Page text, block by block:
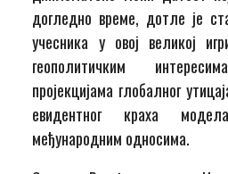
догледно време, дотле је
учесника у овој великој
геополитичким
пројекцијама глобалног
евидентног краха
међународним односима.